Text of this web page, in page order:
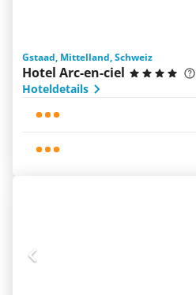
Gstaad, Mittelland, Schweiz
Hotel Arc-en-ciel
Hoteldetails